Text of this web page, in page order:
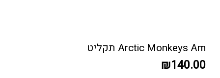
Arctic Monkeys Am תקליט
₪140.00